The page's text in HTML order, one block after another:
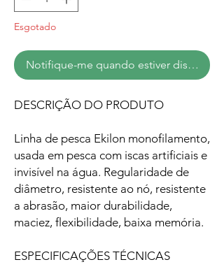
Esgotado
Notifique-me quando estiver disponível
DESCRIÇÃO DO PRODUTO
Linha de pesca Ekilon monofilamento,
usada em pesca com iscas artificiais e
invisível na água. Regularidade de
diâmetro, resistente ao nó, resistente
a abrasão, maior durabilidade,
maciez, flexibilidade, baixa memória.
ESPECIFICAÇÕES TÉCNICAS